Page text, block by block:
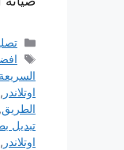
السريعة
اوتلاندر ,
الطريق,
تبديل
اوتلاندر ,